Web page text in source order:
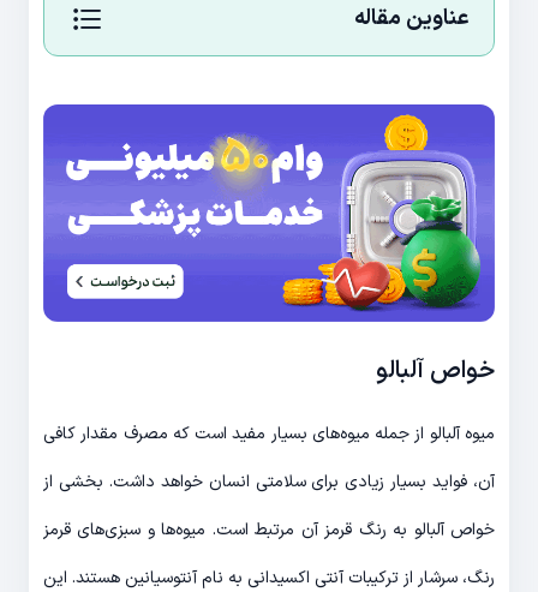
عناوین مقاله
خواص آلبالو
میوه آلبالو از جمله میوه‌های بسیار مفید است که مصرف مقدار کافی
آن، فواید بسیار زیادی برای سلامتی انسان خواهد داشت. بخشی از
خواص آلبالو به رنگ قرمز آن مرتبط است. میوه‌ها و سبزی‌های قرمز
رنگ، سرشار از ترکیبات آنتی اکسیدانی به نام آنتوسیانین هستند. این